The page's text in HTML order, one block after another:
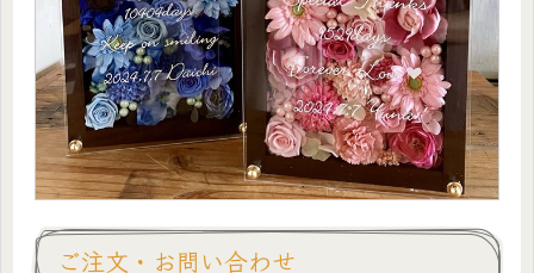
ご注文・お問い合わせ